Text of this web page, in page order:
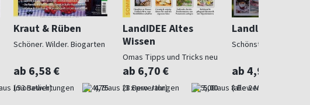
Kraut & Rüben
Schöner. Wilder. Biogarten
ab 6,58 €
(monatlich) 4,75
LandIDEE Altes
Wissen
Omas Tipps und Tricks neu
entdeckt
ab 6,70 €
(3 x pro Jahr) 5,00
Landlust
Schönstes Landleben
ab 4,97 €
(alle 2 Monate)